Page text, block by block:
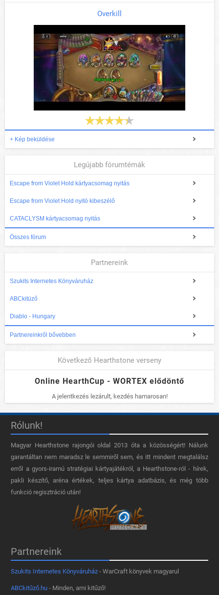
Overkill
+ Kép beküldése
Legújabb fórumtémák
Escape from Violet Hold kártyacsomag nyitás
Escape from Violet Hold nyitó kibeszélő
CATACLYSM kártyacsomag nyitás
Összes fórum
Partnereink
Szukits Internetes Könyváruház
ABCkitüző
Diablo - Hungary
Partnereinkről bővebben
Következő Hearthstone verseny
Online HearthCup - WORTEX elődöntő
A jelentkezés lezárult, kezdés hamarosan!
Rólunk!
Magyar Hearthstone​ rajongói oldal 2013 óta a közösségért! Nálunk
garantáltan nem maradsz le semmiről sem, és itt mindent megtalálsz
erről a gyors-iramú stratégiai kártyajátékról, a Hearthstone-ról - hírek,
pakli készítő, aréna értékek, teljes kártya adatbázis, és még több
funkció regisztráció után!
Partnereink
Szukits Internetes Könyváruház - WarCraft könyvek magyarul
ABCkitűző.hu - Minden, ami kitűző!